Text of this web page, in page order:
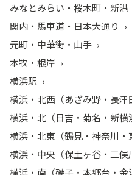
みなとみらい・桜木町・新港
関内・馬車道・日本大通り
元町・中華街・山手
本牧・根岸
横浜駅
横浜・北西（あざみ野・長津
横浜・北（日吉・菊名・新横
横浜・北東（鶴見・神奈川・
横浜・中央（保土ヶ谷・二俣
横浜・南（磯子・本郷台・金